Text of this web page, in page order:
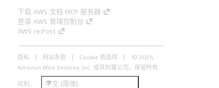
下载 AWS 文档 MCP 服务器
登录 AWS 管理控制台
AWS re:Post
隐私 网站条款 Cookie 首选项
© 2026,
Amazon Web Services, Inc. 或其附属公司。保留所有
权利。 中文 (简体)